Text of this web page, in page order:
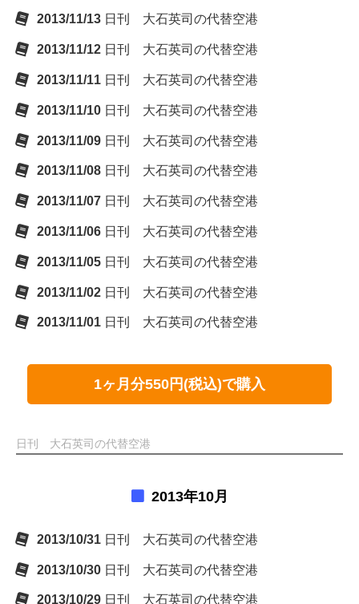
2013/11/13 日刊 大石英司の代替空港
2013/11/12 日刊 大石英司の代替空港
2013/11/11 日刊 大石英司の代替空港
2013/11/10 日刊 大石英司の代替空港
2013/11/09 日刊 大石英司の代替空港
2013/11/08 日刊 大石英司の代替空港
2013/11/07 日刊 大石英司の代替空港
2013/11/06 日刊 大石英司の代替空港
2013/11/05 日刊 大石英司の代替空港
2013/11/02 日刊 大石英司の代替空港
2013/11/01 日刊 大石英司の代替空港
1ヶ月分550円(税込)で購入
日刊 大石英司の代替空港
2013年10月
2013/10/31 日刊 大石英司の代替空港
2013/10/30 日刊 大石英司の代替空港
2013/10/29 日刊 大石英司の代替空港